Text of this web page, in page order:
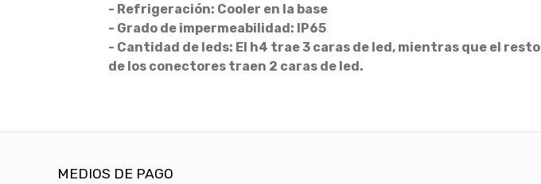
- Refrigeración: Cooler en la base
- Grado de impermeabilidad: IP65
- Cantidad de leds: El h4 trae 3 caras de led, mientras que el resto
de los conectores traen 2 caras de led.
MEDIOS DE PAGO